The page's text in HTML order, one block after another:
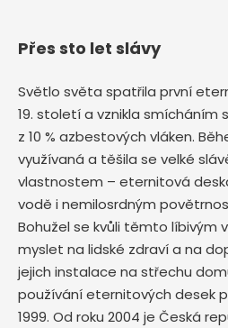
Přes sto let slávy
Světlo světa spatřila první
19. století a vznikla smícháním
z 10 % azbestových vláken.
využívaná a těšila se velké
vlastnostem – eternitová
vodě i nemilosrdným
Bohužel se kvůli těmto líbivým
myslet na lidské zdraví a na
jejich instalace na střechu
používání eternitových desek
1999. Od roku 2004 je Česká